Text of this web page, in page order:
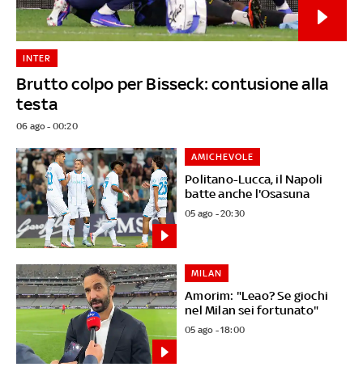
Brutto colpo per Bisseck: contusione alla
testa
INTER
06 ago - 00:20
Politano-Lucca, il Napoli
batte anche l'Osasuna
AMICHEVOLE
05 ago - 20:30
Amorim: "Leao? Se giochi
nel Milan sei fortunato"
MILAN
05 ago - 18:00